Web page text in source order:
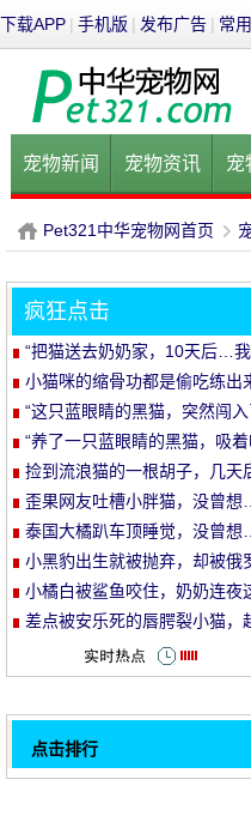
下载APP | 手机版 | 发布广告 | 常
宠物新闻 宠物资讯 宠
健康饮食 宠物美容 宠
P
et
Pet321中华宠物网首页
›
疯狂点击
“把猫送去奶奶家，10天后…
小猫咪的缩骨功都是偷吃练
哈
“这只蓝眼睛的黑猫，突然闯
家里…”
“养了一只蓝眼睛的黑猫，吸
发生了！”
捡到流浪猫的一根胡子，几
了！
歪果网友吐槽小胖猫，没曾
哈哈哈
泰国大橘趴车顶睡觉，没曾
就走的旅行哈哈哈！
小黑豹出生就被抛弃，却被俄
了铁憨憨！
小橘白被鲨鱼咬住，奶奶连
溺！
差点被安乐死的唇腭裂小猫，
点击排行